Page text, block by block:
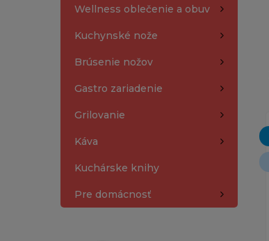
Wellness oblečenie a obuv
Kuchynské nože
Brúsenie nožov
Gastro zariadenie
Grilovanie
Káva
Kuchárske knihy
Pre domácnosť